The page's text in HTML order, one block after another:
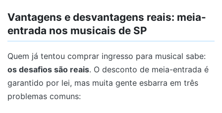
Vantagens e desvantagens reais: meia-
entrada nos musicais de SP
Quem já tentou comprar ingresso para musical sabe:
os desafios são reais. O desconto de meia-entrada é
garantido por lei, mas muita gente esbarra em três
problemas comuns: